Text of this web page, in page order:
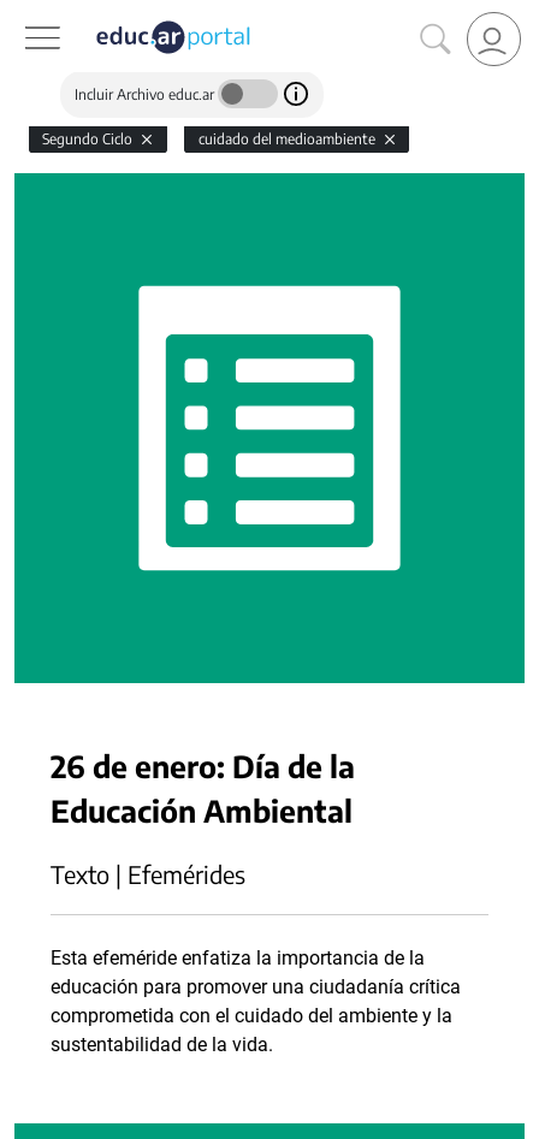
Incluir Archivo educ.ar
Segundo Ciclo cuidado del medioambiente
26 de enero: Día de la
Educación Ambiental
Texto | Efemérides
Esta efeméride enfatiza la importancia de la
educación para promover una ciudadanía crítica
comprometida con el cuidado del ambiente y la
sustentabilidad de la vida.